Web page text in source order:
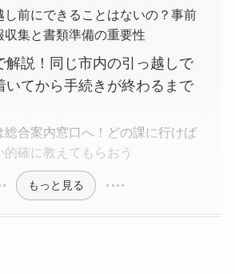
し前にできることはないの？事前
収集と書類準備の重要性
解説！同じ市内の引っ越しで
いてから手続きが終わるまで
総合案内窓口へ！どの課に行けば
的確に教えてもらおう
もっと見る